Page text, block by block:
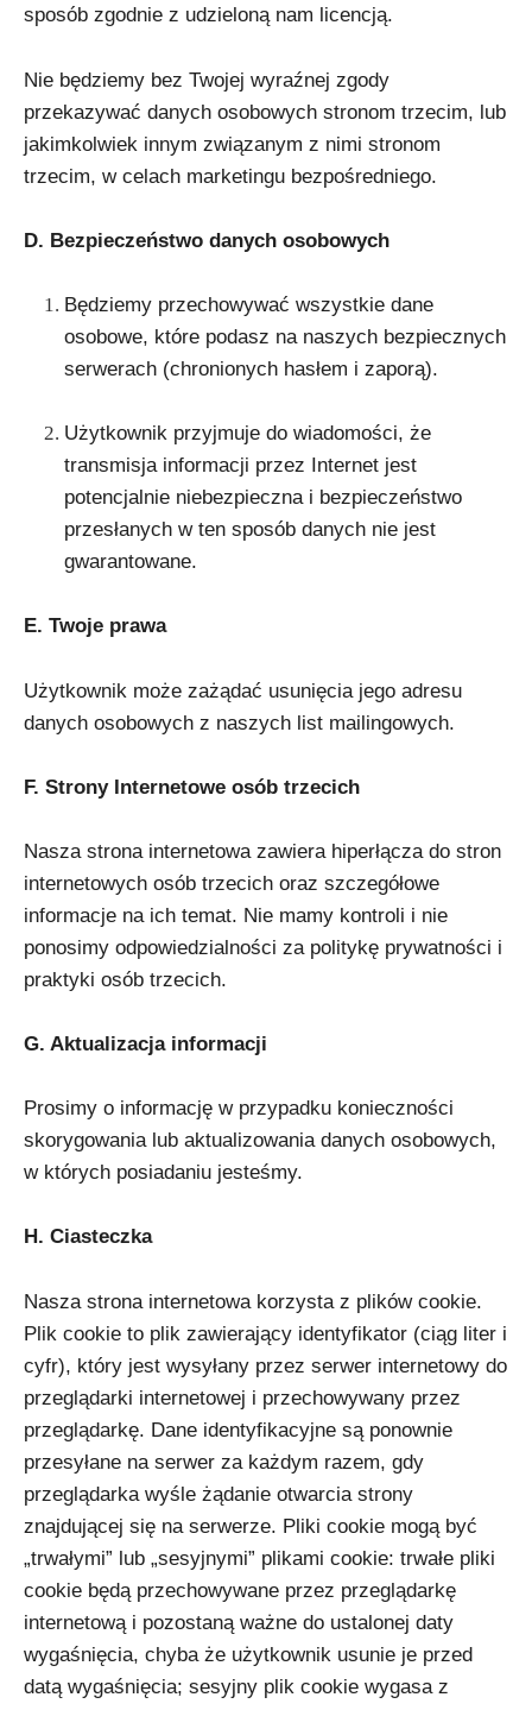
sposób zgodnie z udzieloną nam licencją.
Nie będziemy bez Twojej wyraźnej zgody
przekazywać danych osobowych stronom trzecim, lub
jakimkolwiek innym związanym z nimi stronom
trzecim, w celach marketingu bezpośredniego.
D. Bezpieczeństwo danych osobowych
Będziemy przechowywać wszystkie dane
osobowe, które podasz na naszych bezpiecznych
serwerach (chronionych hasłem i zaporą).
Użytkownik przyjmuje do wiadomości, że
transmisja informacji przez Internet jest
potencjalnie niebezpieczna i bezpieczeństwo
przesłanych w ten sposób danych nie jest
gwarantowane.
E. Twoje prawa
Użytkownik może zażądać usunięcia jego adresu
danych osobowych z naszych list mailingowych.
F. Strony Internetowe osób trzecich
Nasza strona internetowa zawiera hiperłącza do stron
internetowych osób trzecich oraz szczegółowe
informacje na ich temat. Nie mamy kontroli i nie
ponosimy odpowiedzialności za politykę prywatności i
praktyki osób trzecich.
G. Aktualizacja informacji
Prosimy o informację w przypadku konieczności
skorygowania lub aktualizowania danych osobowych,
w których posiadaniu jesteśmy.
H. Ciasteczka
Nasza strona internetowa korzysta z plików cookie.
Plik cookie to plik zawierający identyfikator (ciąg liter i
cyfr), który jest wysyłany przez serwer internetowy do
przeglądarki internetowej i przechowywany przez
przeglądarkę. Dane identyfikacyjne są ponownie
przesyłane na serwer za każdym razem, gdy
przeglądarka wyśle żądanie otwarcia strony
znajdującej się na serwerze. Pliki cookie mogą być
„trwałymi” lub „sesyjnymi” plikami cookie: trwałe pliki
cookie będą przechowywane przez przeglądarkę
internetową i pozostaną ważne do ustalonej daty
wygaśnięcia, chyba że użytkownik usunie je przed
datą wygaśnięcia; sesyjny plik cookie wygasa z